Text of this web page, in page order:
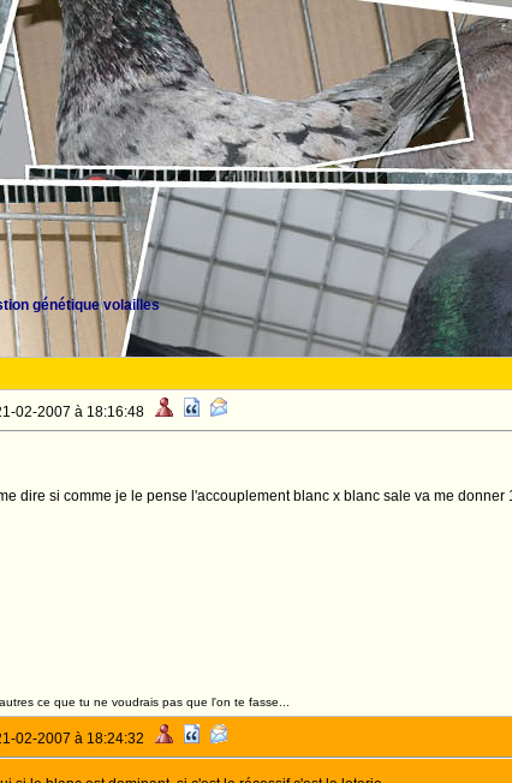
génétique volailles
02-2007 à 18:16:48
dire si comme je le pense l'accouplement blanc x blanc sale va me donner
ce que tu ne voudrais pas que l'on te fasse...
02-2007 à 18:24:32